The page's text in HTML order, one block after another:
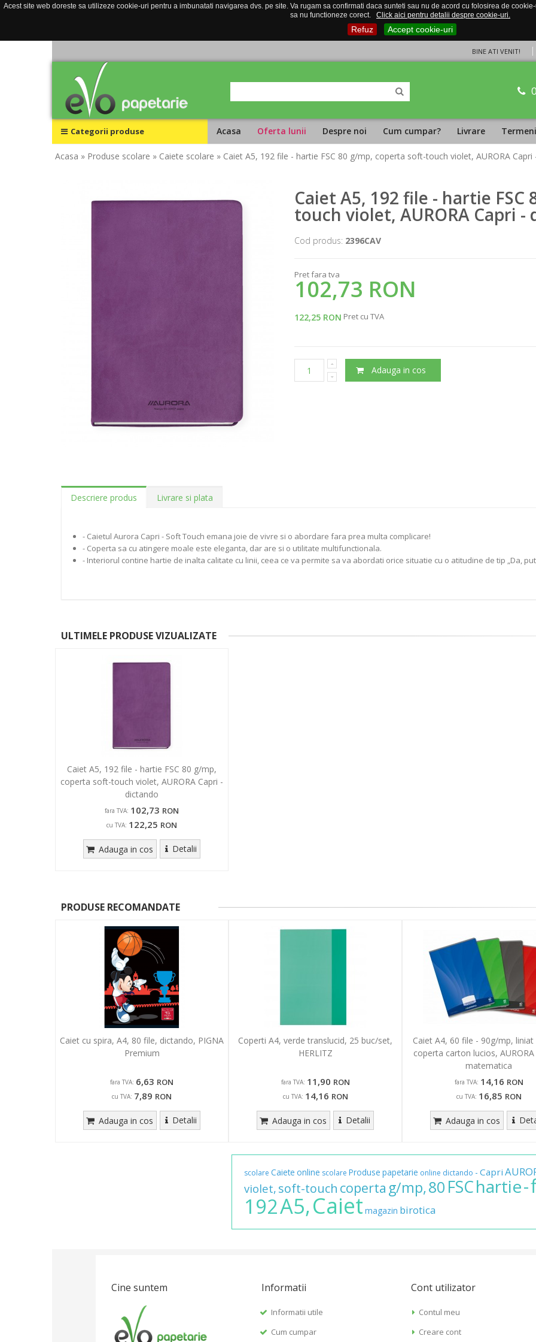
Acest site web doreste sa utilizeze cookie-uri pentru a imbunatati navigarea dvs. pe site. Va rugam sa confirmati daca sunteti sau nu de acord cu folosirea de
sa nu functioneze corect.
Click aici pentru detalii despre cookie-uri.
Refuz Accept cookie-uri
BINE ATI VENIT!
Categorii produse Acasa Oferta lunii Despre noi Cum cumpar? Livrare
Acasa » Produse scolare » Caiete scolare » Caiet A5, 192 file - hartie FSC 80 g/mp, coperta soft-touch violet, AURORA Capri
Caiet A5, 192 file - hartie
touch violet, AURORA Capri -
Cod produs: 2396CAV
Pret fara tva
102,73 RON
122,25 RON Pret cu TVA
Adauga in cos
Descriere produs Livrare si plata
- Caietul Aurora Capri - Soft Touch emana joie de vivre si o abordare fara prea multa complicare!
- Coperta sa cu atingere moale este eleganta, dar are si o utilitate multifunctionala.
- Interiorul contine hartie de inalta calitate cu linii, ceea ce va permite sa va abordati orice situatie cu o atitudine de tip „Da,
ULTIMELE PRODUSE VIZUALIZATE
Caiet A5, 192 file - hartie FSC 80 g/mp,
coperta soft-touch violet, AURORA Capri -
dictando
fara TVA: 102,73 RON
cu TVA: 122,25 RON
Adauga in cos Detalii
PRODUSE RECOMANDATE
Caiet cu spira, A4, 80 file, dictando, PIGNA
Premium
fara TVA: 6,63 RON
cu TVA: 7,89 RON
Adauga in cos Detalii
Coperti A4, verde translucid, 25 buc/set,
HERLITZ
fara TVA: 11,90 RON
cu TVA: 14,16 RON
Adauga in cos Detalii
Caiet A4, 60 file - 90g/mp, liniat
coperta carton lucios,
matematica
fara TVA: 14,16 RON
cu TVA: 16,85 RON
Adauga in cos
scolare Caiete online scolare Produse papetarie online dictando - Capri
violet, soft-touch coperta g/mp,80 FSChartie-
192A5,Caiet magazin birotica
Cine suntem Informatii
Informatii utile
Cum cumpar
Cont utilizator
Contul meu
Creare cont